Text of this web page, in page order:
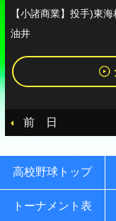
【小諸商業】投手)
油井
前 日
高校野球トップ
トーナメント表